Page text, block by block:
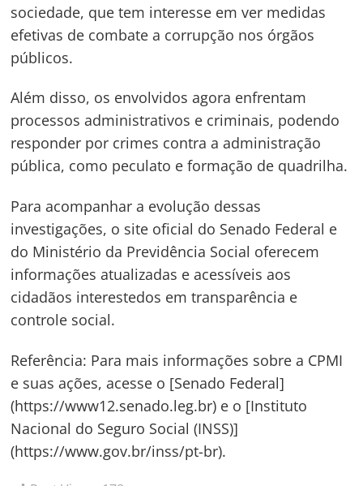
sociedade, que tem interesse em ver medidas
efetivas de combate a corrupção nos órgãos
públicos.
Além disso, os envolvidos agora enfrentam
processos administrativos e criminais, podendo
responder por crimes contra a administração
pública, como peculato e formação de quadrilha.
Para acompanhar a evolução dessas
investigações, o site oficial do Senado Federal e
do Ministério da Previdência Social oferecem
informações atualizadas e acessíveis aos
cidadãos interestedos em transparência e
controle social.
Referência: Para mais informações sobre a CPMI
e suas ações, acesse o [Senado Federal]
(https://www12.senado.leg.br) e o [Instituto
Nacional do Seguro Social (INSS)]
(https://www.gov.br/inss/pt-br).